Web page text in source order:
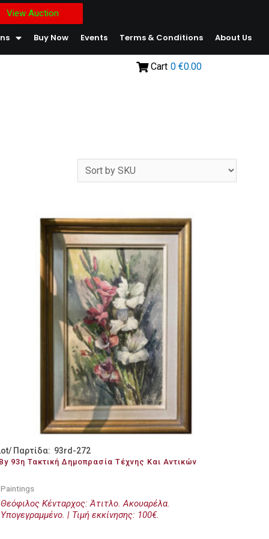
View Auction
Buy Now Events Terms & Conditions About Us
Cart 0 €0.00
Παρτίδα: 93rd-272
By 93η Τακτική Δημοπρασία Τέχνης Και Αντικών
Paintings
Θεόφιλος Κένταρχος: Άτιτλο. Ακουαρέλα.
Υπογεγραμμένο. | Τιμή εκκίνησης: 100€.